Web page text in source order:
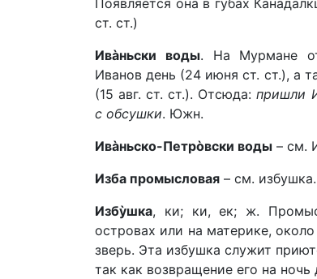
Появляется она в губах
ст. ст.)
Ивàньски воды. На Мурмане
Иванов день (24 июня ст. ст.), а
(15 авг. ст. ст.). Отсюда:пришли
с обсушки. Южн.
Ивàньско-Петрòвски воды – см.
Изба промысловая – см. избушка.
Избỳшка, ки; ки, ек; ж.
островах или на материке,
зверь. Эта избушка служит
так как возвращение его на